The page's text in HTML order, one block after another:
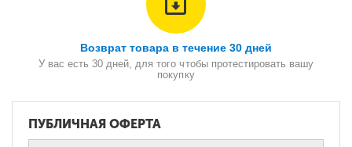
Возврат товара в течение 30 дней
У вас есть 30 дней, для того чтобы протестировать вашу
покупку
ПУБЛИЧНАЯ ОФЕРТА